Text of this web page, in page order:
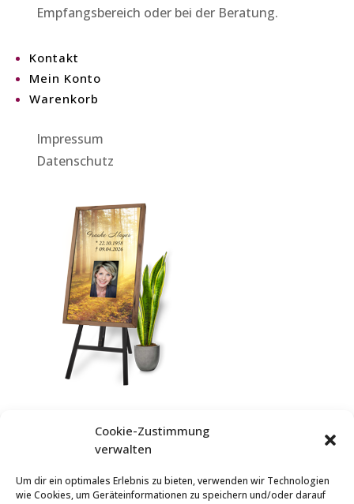
Cookie-Zustimmung
verwalten
Um dir ein optimales Erlebnis zu bieten, verwenden wir Technologien
wie Cookies, um Geräteinformationen zu speichern und/oder darauf
Empfangsbereich oder bei der Beratung.
Kontakt
Mein Konto
Warenkorb
Impressum
Datenschutz
Service